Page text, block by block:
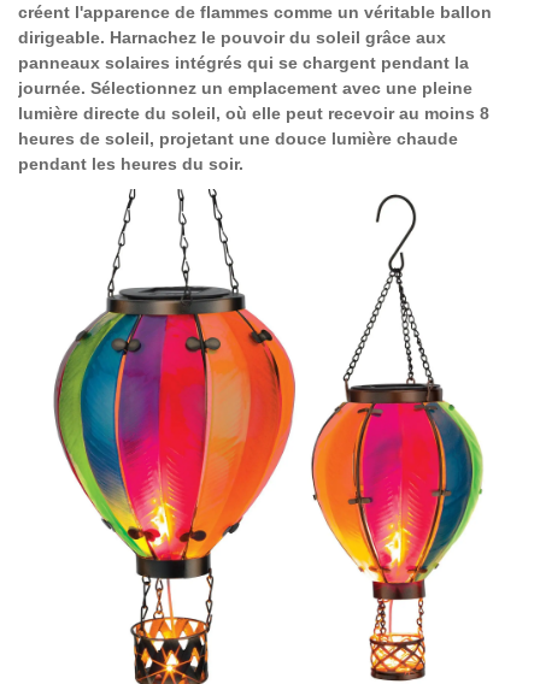
créent l'apparence de flammes comme un véritable ballon
dirigeable. Harnachez le pouvoir du soleil grâce aux
panneaux solaires intégrés qui se chargent pendant la
journée. Sélectionnez un emplacement avec une pleine
lumière directe du soleil, où elle peut recevoir au moins 8
heures de soleil, projetant une douce lumière chaude
pendant les heures du soir.